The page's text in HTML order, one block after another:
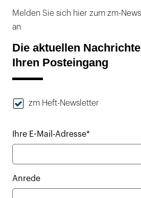
Melden Sie sich hier zum zm-
an
Die aktuellen
Ihren Posteingang
zm Heft-Newsletter
Ihre E-Mail-Adresse*
Anrede